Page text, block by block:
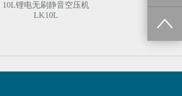
10L锂电无刷静音空压机
LK10L